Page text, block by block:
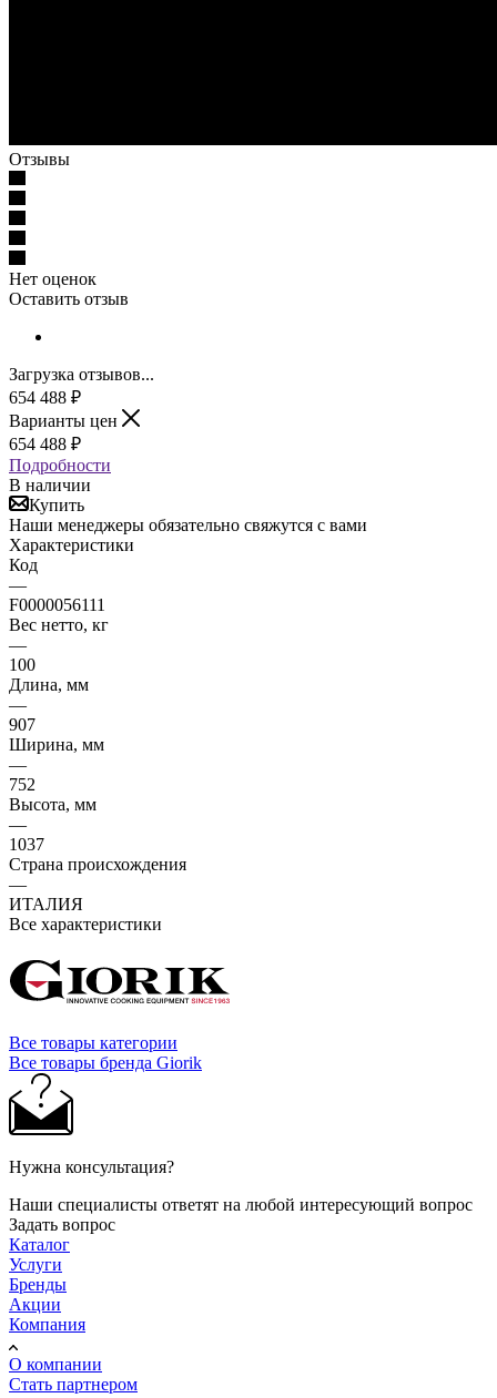
Отзывы
Нет оценок
Оставить отзыв
Загрузка отзывов...
654 488 ₽
Варианты цен
654 488 ₽
Подробности
В наличии
Купить
Наши менеджеры обязательно свяжутся с вами
Характеристики
Код
—
F0000056111
Вес нетто, кг
—
100
Длина, мм
—
907
Ширина, мм
—
752
Высота, мм
—
1037
Страна происхождения
—
ИТАЛИЯ
Все характеристики
Все товары категории
Все товары бренда Giorik
Нужна консультация?
Наши специалисты ответят на любой интересующий вопрос
Задать вопрос
Каталог
Услуги
Бренды
Акции
Компания
О компании
Стать партнером